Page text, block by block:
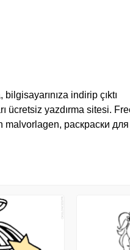
indirip çıktı
ücretsiz yazdırma sitesi.
раскраски для